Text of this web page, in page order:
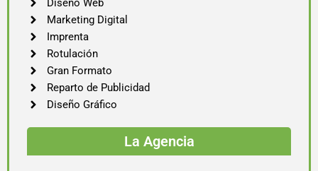
Diseño Web
Marketing Digital
Imprenta
Rotulación
Gran Formato
Reparto de Publicidad
Diseño Gráfico
La Agencia